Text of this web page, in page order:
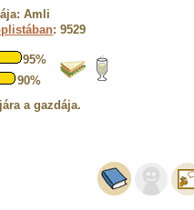
Amli
: 9529
95%
90%
a gazdája.